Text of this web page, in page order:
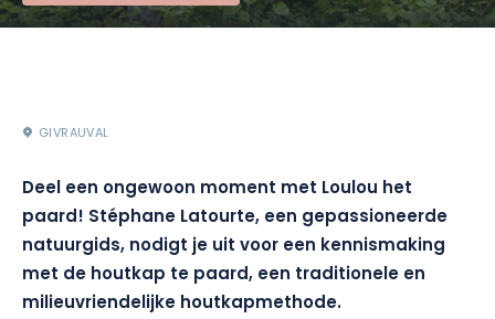
GIVRAUVAL
Deel een ongewoon moment met Loulou het
paard! Stéphane Latourte, een gepassioneerde
natuurgids, nodigt je uit voor een kennismaking
met de houtkap te paard, een traditionele en
milieuvriendelijke houtkapmethode.